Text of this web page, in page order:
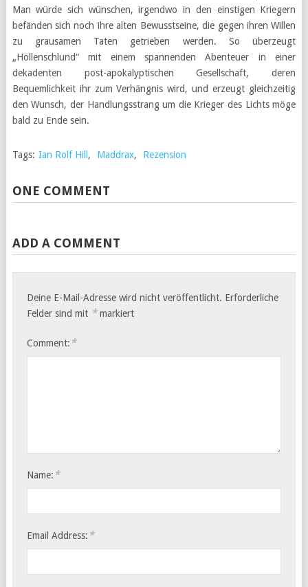
Man würde sich wünschen, irgendwo in den einstigen Kriegern
befänden sich noch ihre alten Bewusstseine, die gegen ihren Willen
zu grausamen Taten getrieben werden. So überzeugt
„Höllenschlund“ mit einem spannenden Abenteuer in einer
dekadenten post-apokalyptischen Gesellschaft, deren
Bequemlichkeit ihr zum Verhängnis wird, und erzeugt gleichzeitig
den Wunsch, der Handlungsstrang um die Krieger des Lichts möge
bald zu Ende sein.
Tags: Ian Rolf Hill , Maddrax, Rezension
ONE COMMENT
ADD A COMMENT
Deine E-Mail-Adresse wird nicht veröffentlicht. Erforderliche
Felder sind mit *markiert
Comment: *
Name: *
Email Address: *